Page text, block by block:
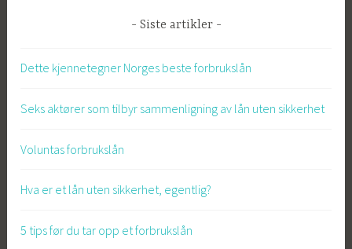
Siste artikler
Dette kjennetegner Norges beste forbrukslån
Seks aktører som tilbyr sammenligning av lån uten sikkerhet
Voluntas forbrukslån
Hva er et lån uten sikkerhet, egentlig?
5 tips før du tar opp et forbrukslån